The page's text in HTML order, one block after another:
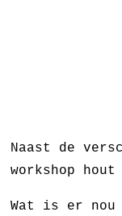
Naast de
workshop hout
Wat is er nou